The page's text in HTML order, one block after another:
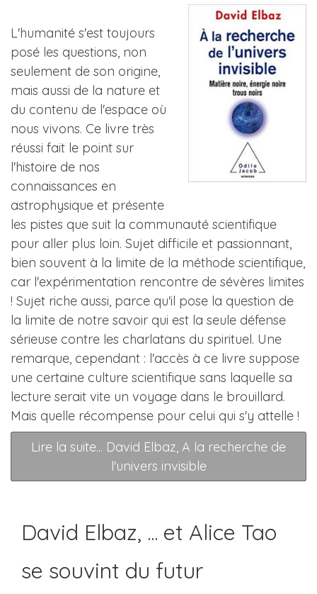
L'humanité s'est toujours
posé les questions, non
seulement de son origine,
mais aussi de la nature et
du contenu de l'espace où
nous vivons. Ce livre très
réussi fait le point sur
l'histoire de nos
connaissances en
astrophysique et présente
les pistes que suit la communauté scientifique
pour aller plus loin. Sujet difficile et passionnant,
bien souvent à la limite de la méthode scientifique,
car l'expérimentation rencontre de sévères limites
! Sujet riche aussi, parce qu'il pose la question de
la limite de notre savoir qui est la seule défense
sérieuse contre les charlatans du spirituel. Une
remarque, cependant : l'accès à ce livre suppose
une certaine culture scientifique sans laquelle sa
lecture serait vite un voyage dans le brouillard.
Mais quelle récompense pour celui qui s'y attelle !
Lire la suite... David Elbaz, A la recherche de
l'univers invisible
David Elbaz, ... et Alice Tao
se souvint du futur